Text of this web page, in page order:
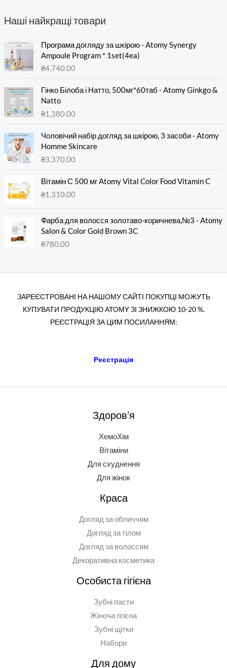
Наші найкращі товари
Програма догляду за шкірою - Atomy Synergy
Ampoule Program * 1set(4ea)
₴4,740.00
Гінко Білоба і Натто, 500мг*60таб - Atomy Ginkgo &
Natto
₴1,380.00
Чоловічий набір догляд за шкірою, 3 засоби - Atomy
Homme Skincare
₴3,370.00
Вітамін С 500 мг Atomy Vital Color Food Vitamin C
₴1,310.00
Фарба для волосся золотаво-коричнева,№3 - Atomy
Salon & Color Gold Brown 3C
₴780.00
ЗАРЕЄСТРОВАНІ НА НАШОМУ САЙТІ ПОКУПЦІ МОЖУТЬ
КУПУВАТИ ПРОДУКЦІЮ АТОМY ЗІ ЗНИЖКОЮ 10-20 %.
РЕЄСТРАЦІЯ ЗА ЦИМ ПОСИЛАННЯМ:
Реєстрація
Здоров’я
ХемоХім
Вітаміни
Для схуднення
Для жінок
Краса
Догляд за обличчям
Догляд за тілом
Догляд за волоссям
Декоративна косметика
Особиста гігієна
Зубні пасти
Жіноча гігієна
Зубні щітки
Набори
Для дому